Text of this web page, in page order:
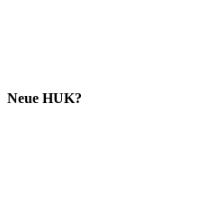
Neue HUK?